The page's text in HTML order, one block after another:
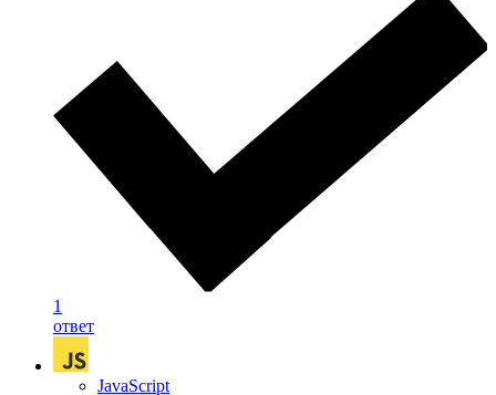
1
ответ
JavaScript